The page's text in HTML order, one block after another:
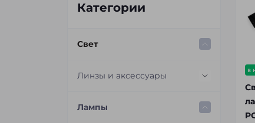
Категории
Свет
Линзы и аксессуары
Светодиодные Bi-Led линзы
Лампы
в